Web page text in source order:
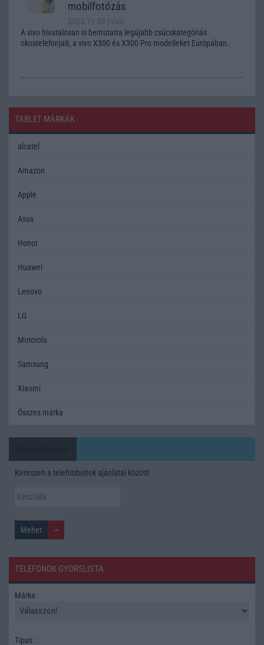
mobilfotózás
2025.11.03
| vivo
A vivo hivatalosan is bemutatta legújabb csúcskategóriás
okostelefonjait, a vivo X300 és X300 Pro modelleket Európában.
TABLET MÁRKÁK
alcatel
Amazon
Apple
Asus
Honor
Huawei
Lenovo
LG
Motorola
Samsung
Xiaomi
Összes márka
Keressen a telefonboltok ajánlatai között!
TELEFONOK GYORSLISTA
Márka :
Tipus :